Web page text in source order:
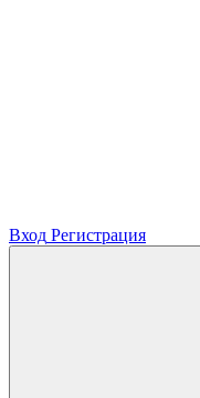
Вход Регистрация